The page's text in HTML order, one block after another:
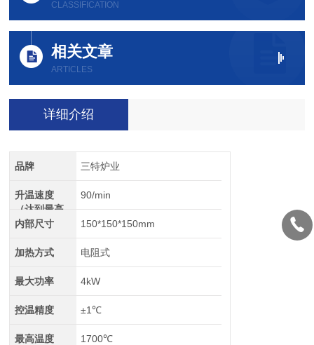
CLASSIFICATION
相关文章
ARTICLES
详细介绍
品牌 三特炉业
升温速度
（达到最高
温）
90/min
内部尺寸 150*150*150mm
加热方式 电阻式
最大功率 4kW
控温精度 ±1℃
最高温度 1700℃